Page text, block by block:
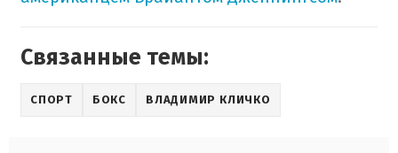
Связанные темы:
СПОРТ БОКС ВЛАДИМИР КЛИЧКО